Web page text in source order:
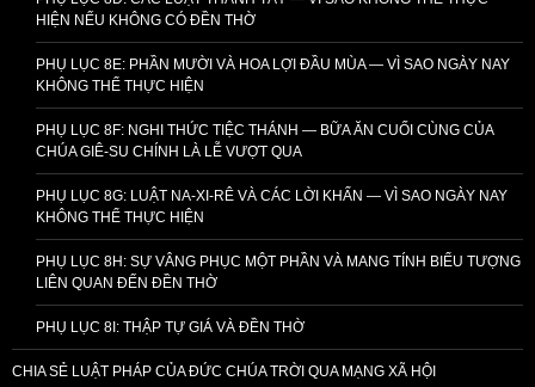
HIỆN NẾU KHÔNG CÓ ĐỀN THỜ
PHỤ LỤC 8E: PHẦN MƯỜI VÀ HOA LỢI ĐẦU MÙA — VÌ SAO NGÀY NAY
KHÔNG THỂ THỰC HIỆN
PHỤ LỤC 8F: NGHI THỨC TIỆC THÁNH — BỮA ĂN CUỐI CÙNG CỦA
CHÚA GIÊ-SU CHÍNH LÀ LỄ VƯỢT QUA
PHỤ LỤC 8G: LUẬT NA-XI-RÊ VÀ CÁC LỜI KHẤN — VÌ SAO NGÀY NAY
KHÔNG THỂ THỰC HIỆN
PHỤ LỤC 8H: SỰ VÂNG PHỤC MỘT PHẦN VÀ MANG TÍNH BIỂU TƯỢNG
LIÊN QUAN ĐẾN ĐỀN THỜ
PHỤ LỤC 8I: THẬP TỰ GIÁ VÀ ĐỀN THỜ
CHIA SẺ LUẬT PHÁP CỦA ĐỨC CHÚA TRỜI QUA MẠNG XÃ HỘI